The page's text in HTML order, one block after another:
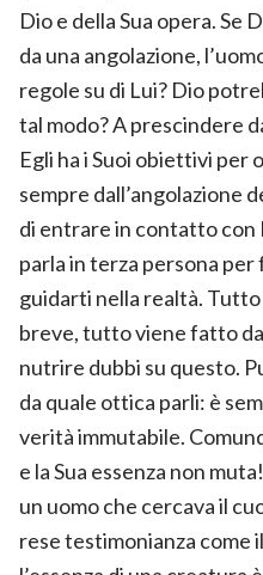
Dio e della Sua opera. Se
da una angolazione,
regole su di Lui? Dio
tal modo? A prescindere
Egli ha i Suoi obiettivi per
sempre dall’angolazione
di entrare in contatto con
parla in terza persona
guidarti nella realtà.
breve, tutto viene fatto
nutrire dubbi su questo.
da quale ottica parli: è
verità immutabile.
e la Sua essenza non
un uomo che cercava il
rese testimonianza come